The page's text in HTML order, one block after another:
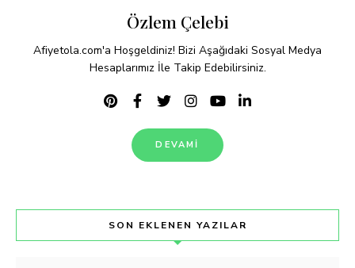
Özlem Çelebi
Afiyetola.com'a Hoşgeldiniz! Bizi Aşağıdaki Sosyal Medya
Hesaplarımız İle Takip Edebilirsiniz.
DEVAMI
SON EKLENEN YAZILAR